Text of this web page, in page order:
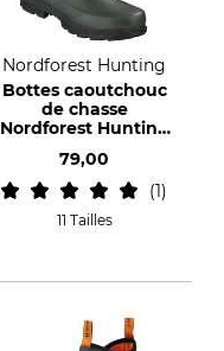
Nordforest Hunting
Bottes caoutchouc
de chasse
Nordforest Hunting
79,00
1
11 Tailles